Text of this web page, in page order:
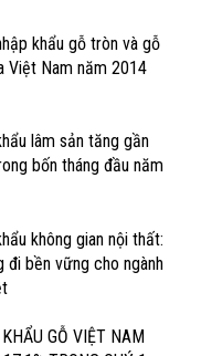
khẩu gỗ tròn và gỗ
Việt Nam năm 2014
lâm sản tăng gần
bốn tháng đầu năm
không gian nội thất:
đi bền vững cho ngành
GỖ VIỆT NAM